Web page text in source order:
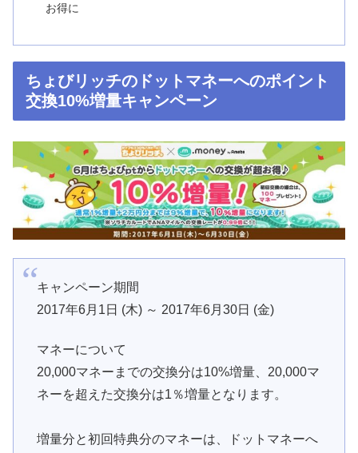
お得に
ちょびリッチのドットマネーへのポイント
交換10%増量キャンペーン
キャンペーン期間
2017年6月1日 (木) ～ 2017年6月30日 (金)
マネーについて
20,000マネーまでの交換分は10%増量、20,000マ
ネーを超えた交換分は1％増量となります。
増量分と初回特典分のマネーは、ドットマネーへ